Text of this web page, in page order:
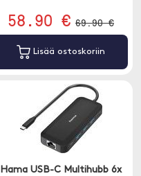
58.90 € 69.90 €
Lisää ostoskoriin
Hama USB-C Multihubb 6x